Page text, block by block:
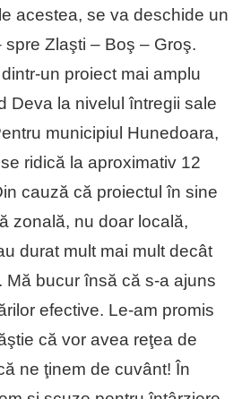
acestea, se va deschide un
spre Zlaşti – Boş – Groş.
un proiect mai amplu
Deva la nivelul întregii sale
municipiul Hunedoara,
ridică la aproximativ 12
cauză că proiectul în sine
zonală, nu doar locală,
durat mult mai mult decât
Mă bucur însă că s-a ajuns
efective. Le-am promis
că vor avea reţea de
ne ţinem de cuvânt! În